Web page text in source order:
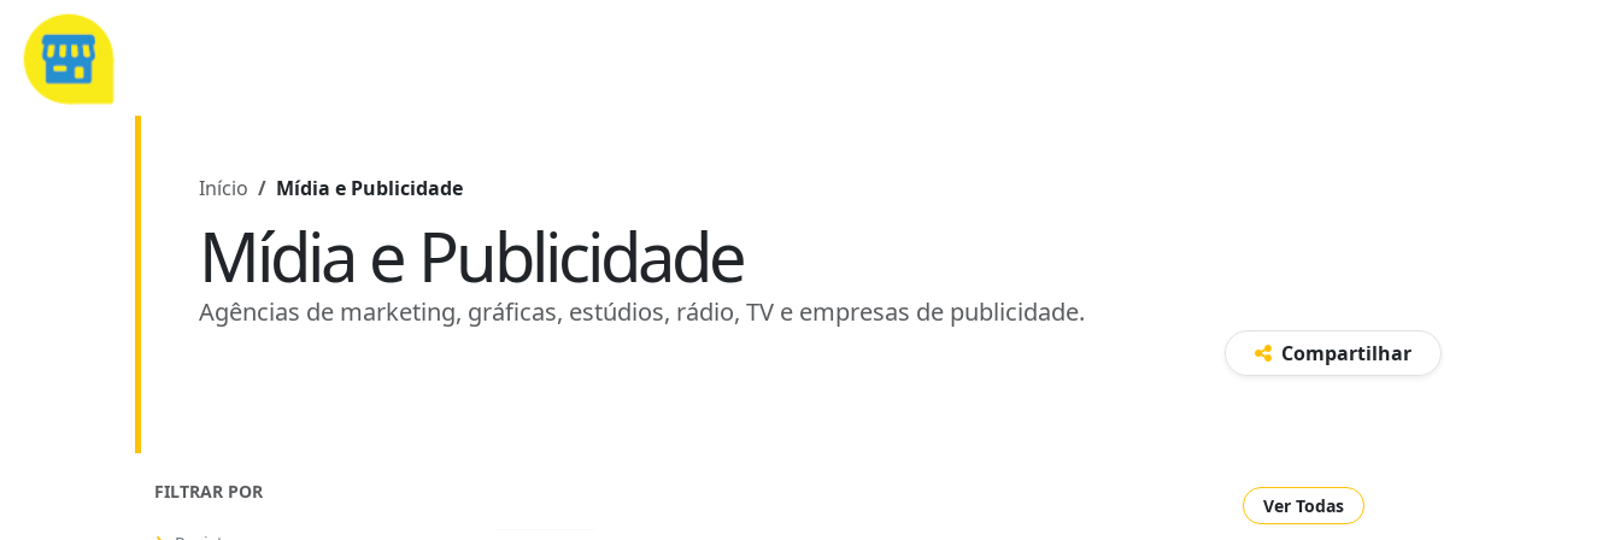
Início Mídia e Publicidade
Mídia e Publicidade
Agências de marketing, gráficas, estúdios, rádio, TV e empresas de publicidade.
Compartilhar
FILTRAR POR
Ver Todas